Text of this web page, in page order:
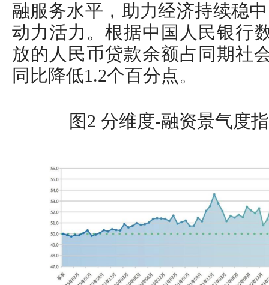
融服务水平，助力经济持续稳
动力活力。根据中国人民银行
放的人民币贷款余额占同期社
同比降低1.2个百分点。
图2 分维度-融资景气度